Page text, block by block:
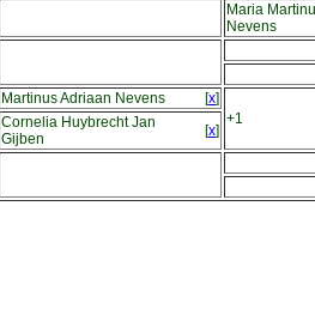
Maria
Nevens
Martinus Adriaan Nevens [x]
+1
Cornelia Huybrecht Jan
Gijben
[x]